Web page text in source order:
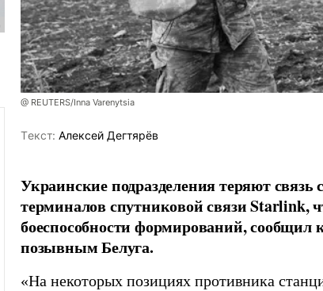
@ REUTERS/Inna Varenytsia
Tекст: Алексей Дегтярёв
Украинские подразделения теряют
терминалов спутниковой связи Starlink,
боеспособности формирований,
позывным Белуга.
«На некоторых позициях противника